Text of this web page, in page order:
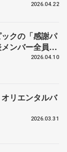
2026.04.22
クの「感謝パ
ンバー全員
2026.04.10
リエンタルバ
2026.03.31